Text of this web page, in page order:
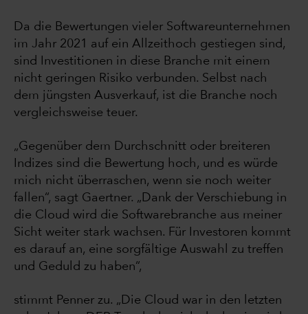
Da die Bewertungen vieler Softwareunternehmen
im Jahr 2021 auf ein Allzeithoch gestiegen sind,
sind Investitionen in diese Branche mit einem
nicht geringen Risiko verbunden. Selbst nach
dem jüngsten Ausverkauf, ist die Branche noch
vergleichsweise teuer.
„Gegenüber dem Durchschnitt oder breiteren
Indizes sind die Bewertung hoch, und es würde
mich nicht überraschen, wenn sie noch weiter
fallen“, sagt Gaertner. „Dank der Verschiebung in
die Cloud wird die Softwarebranche aus meiner
Sicht weiter stark wachsen. Für Investoren kommt
es darauf an, eine sorgfältige Auswahl zu treffen
und Geduld zu haben“,
stimmt Penner zu. „Die Cloud war in den letzten